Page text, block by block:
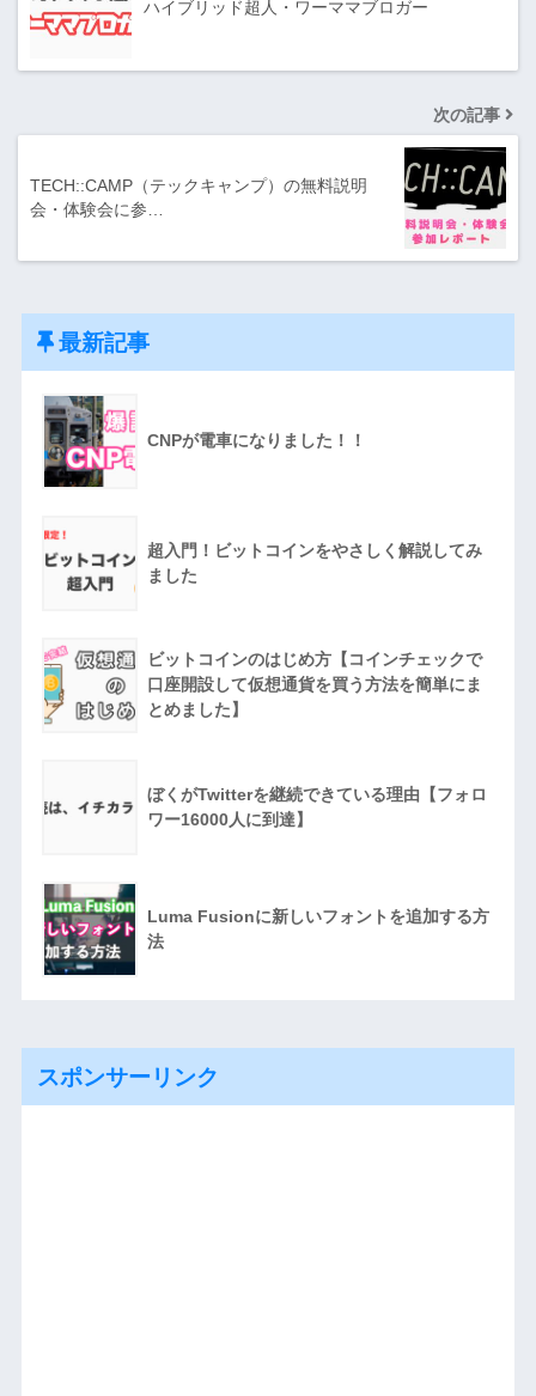
ハイブリッド超人・ワーママブロガー
次の記事
TECH::CAMP（テックキャンプ）の無料説明
会・体験会に参…
最新記事
CNPが電車になりました！！
超入門！ビットコインをやさしく解説してみ
ました
ビットコインのはじめ方【コインチェックで
口座開設して仮想通貨を買う方法を簡単にま
とめました】
ぼくがTwitterを継続できている理由【フォロ
ワー16000人に到達】
Luma Fusionに新しいフォントを追加する方
法
スポンサーリンク